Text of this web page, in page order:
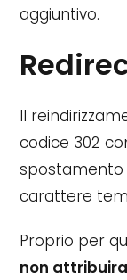
aggiuntivo.
Il
codice 302
spostamento
carattere
Proprio per
non